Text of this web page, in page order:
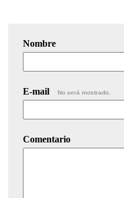
Nombre
E-mail No será mostrado.
Comentario